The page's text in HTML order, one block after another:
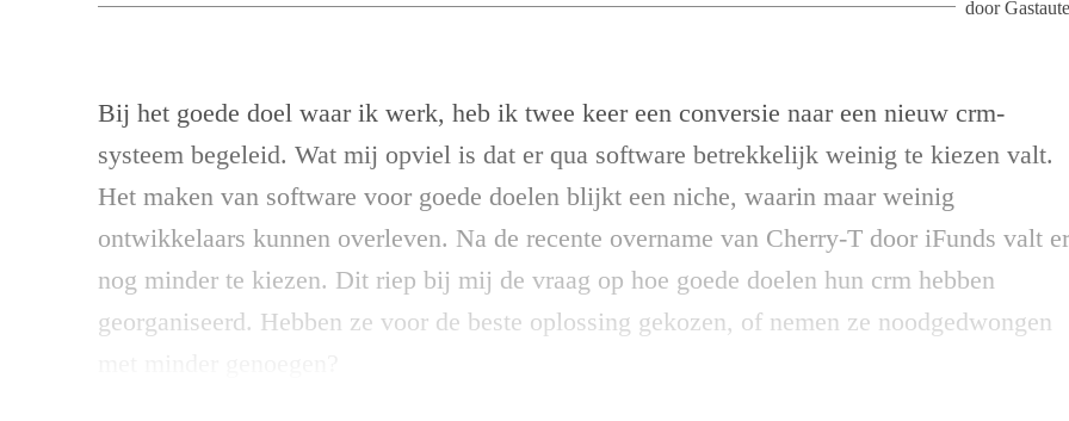
door
Bij het goede doel waar ik werk, heb ik twee keer een conversie naar een nieuw crm-
systeem begeleid. Wat mij opviel is dat er qua software betrekkelijk weinig te kiezen valt.
Het maken van software voor goede doelen blijkt een niche, waarin maar weinig
ontwikkelaars kunnen overleven. Na de recente overname van Cherry-T door iFunds valt er
nog minder te kiezen. Dit riep bij mij de vraag op hoe goede doelen hun crm hebben
georganiseerd. Hebben ze voor de beste oplossing gekozen, of nemen ze noodgedwongen